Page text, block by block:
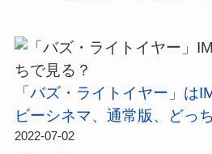
「バズ・ライトイヤー」は
ビーシネマ、通常版、どっ
2022-07-02